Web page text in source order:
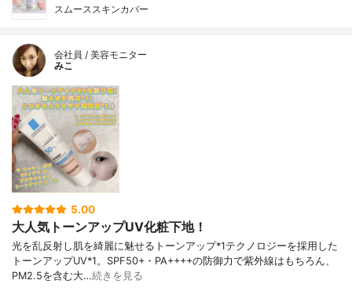
スムーススキンカバー
会社員 / 美容モニター
みこ
5.00
大人気トーンアップUV化粧下地！
光を乱反射し肌を綺麗に魅せるトーンアップ*1テクノロジーを採用した
トーンアップUV*1。SPF50+・PA++++の防御力で紫外線はもちろん、
PM2.5を含む大…続きを見る